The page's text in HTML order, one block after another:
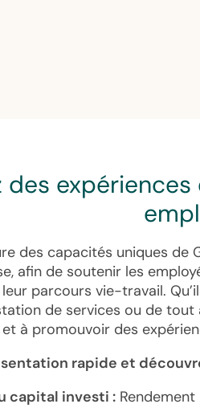
des
des capacités uniques de
afin de soutenir les
parcours vie-travail.
de services ou de
à promouvoir des
rapide et
capital investi :